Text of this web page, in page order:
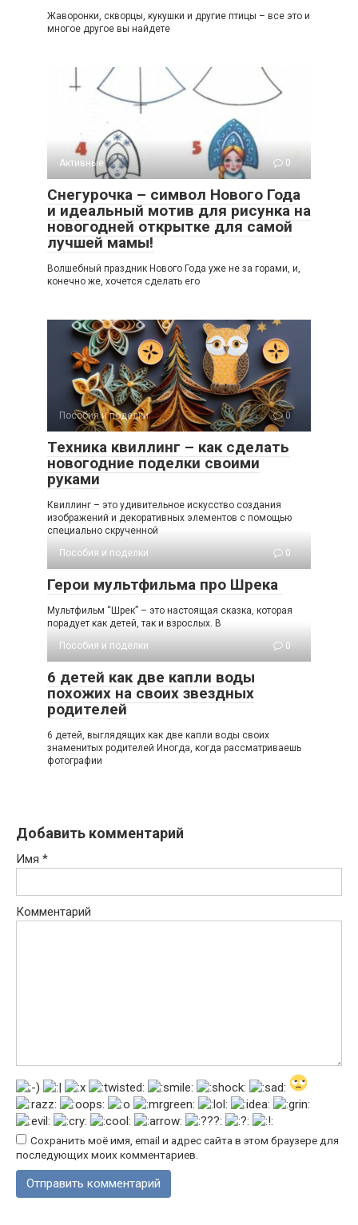
Жаворонки, скворцы, кукушки и другие птицы – все это и
многое другое вы найдете
Активные 0
Снегурочка – символ Нового Года
и идеальный мотив для рисунка на
новогодней открытке для самой
лучшей мамы!
Волшебный праздник Нового Года уже не за горами, и,
конечно же, хочется сделать его
Пособия и поделки 0
Техника квиллинг – как сделать
новогодние поделки своими
руками
Квиллинг – это удивительное искусство создания
изображений и декоративных элементов с помощью
специально скрученной
Пособия и поделки
0
Герои мультфильма про Шрека
Мультфильм “Шрек” – это настоящая сказка, которая
порадует как детей, так и взрослых. В
Пособия и поделки
0
6 детей как две капли воды
похожих на своих звездных
родителей
6 детей, выглядящих как две капли воды своих
знаменитых родителей Иногда, когда рассматриваешь
фотографии
Добавить комментарий
Имя *
Комментарий
Сохранить моё имя, email и адрес сайта в этом браузере для
последующих моих комментариев.